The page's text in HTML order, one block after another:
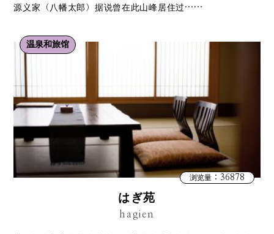
源义家（八幡太郎）据说曾在此山峰居住过……
温泉和旅馆
浏览量：36878
はぎ苑
hagien